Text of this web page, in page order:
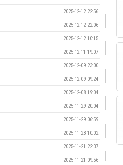
2025-12-12 22:56
2025-12-12 22:06
2025-12-12 10:15
2025-12-11 19:07
2025-12-09 23:00
2025-12-09 09:24
2025-12-08 19:04
2025-11-29 20:04
2025-11-29 06:59
2025-11-28 10:02
2025-11-21 22:37
2025-11-21 09:56